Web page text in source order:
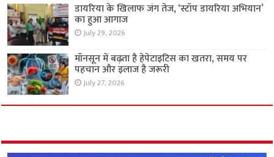
डायरिया के खिलाफ जंग तेज, ‘स्टॉप डायरिया अभियान’
का हुआ आगाज
July 29, 2026
मॉनसून में बढ़ता है हेपेटाइटिस का खतरा, समय पर
पहचान और इलाज है जरूरी
July 27, 2026